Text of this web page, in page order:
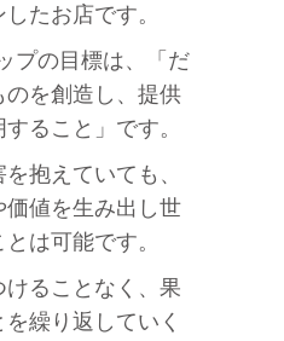
たお店です。
プの目標は、「だ
を創造し、提供
ること」です。
抱えていても、
値を生み出し世
は可能です。
ることなく、果
繰り返していく